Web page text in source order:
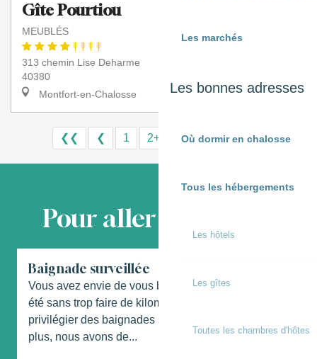
Les marchés
Les bonnes adresses
Où dormir en chalosse
Tous les hébergements
Les hôtels
Les gîtes
Toutes les chambres d'hôtes
Gîte Pourtiou
MEUBLÉS
313 chemin Lise Deharme
40380
Montfort-en-Chalosse
❮❮ ❮ 1 2+ 6 7 8 ❯ ❯❯
Pour aller plus loin...
Baignade surveillée
Vous avez envie de vous baigner en Chalosse cet
été sans trop faire de kilomètres ? Vous souhaitez
privilégier des baignades surveillées ? N’attendez
plus, nous avons de...